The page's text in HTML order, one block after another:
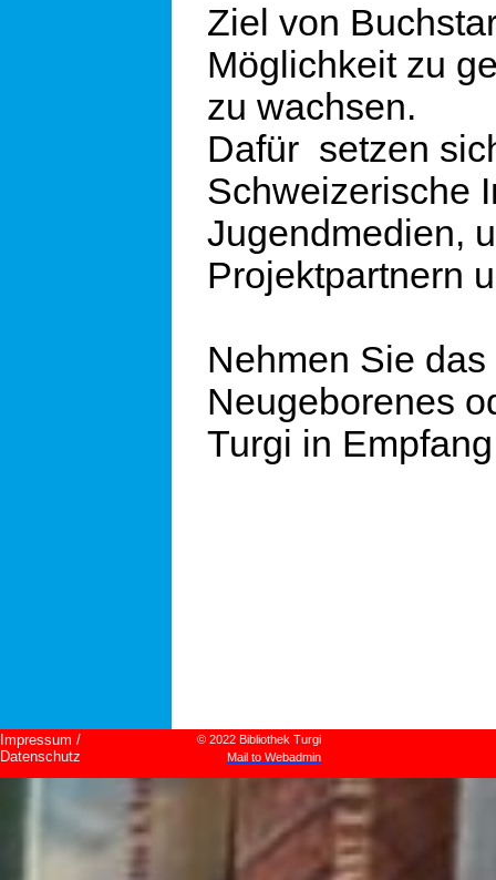
Ziel von
Möglichkeit zu
zu wachsen.
Dafür setzen
Schweizerische
Jugendmedien,
Projektpartnern
Nehmen Sie
Neugeborenes
Turgi in
© 2022 Bibliothek Turgi
Mail to Webadmin
Impressum /
Datenschutz
Zurück zum Seiteninhalt